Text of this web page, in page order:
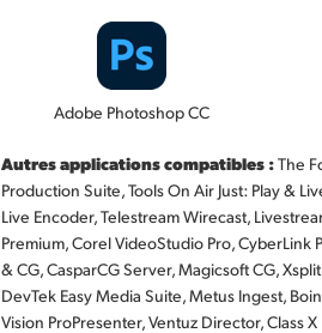
Adobe Photoshop CC
Autres applications compatibles :The
Production Suite, Tools On Air Just: Play &
Live Encoder, Telestream Wirecast,
Premium, Corel VideoStudio Pro,
& CG, CasparCG Server, Magicsoft CG,
DevTek Easy Media Suite, Metus Ingest,
Vision ProPresenter, Ventuz Director, Class